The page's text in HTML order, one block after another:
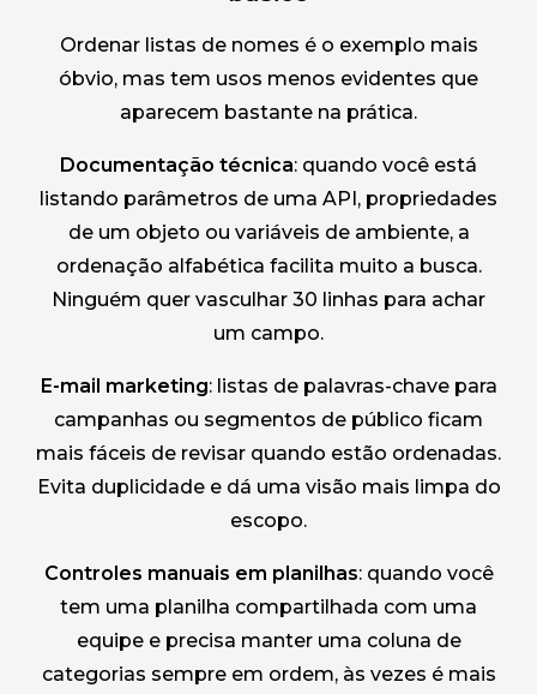
Ordenar listas de nomes é o exemplo mais
óbvio, mas tem usos menos evidentes que
aparecem bastante na prática.
Documentação técnica: quando você está
listando parâmetros de uma API, propriedades
de um objeto ou variáveis de ambiente, a
ordenação alfabética facilita muito a busca.
Ninguém quer vasculhar 30 linhas para achar
um campo.
E-mail marketing: listas de palavras-chave para
campanhas ou segmentos de público ficam
mais fáceis de revisar quando estão ordenadas.
Evita duplicidade e dá uma visão mais limpa do
escopo.
Controles manuais em planilhas: quando você
tem uma planilha compartilhada com uma
equipe e precisa manter uma coluna de
categorias sempre em ordem, às vezes é mais